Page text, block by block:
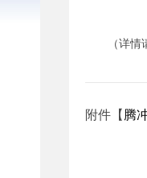
（详情
附件【 腾